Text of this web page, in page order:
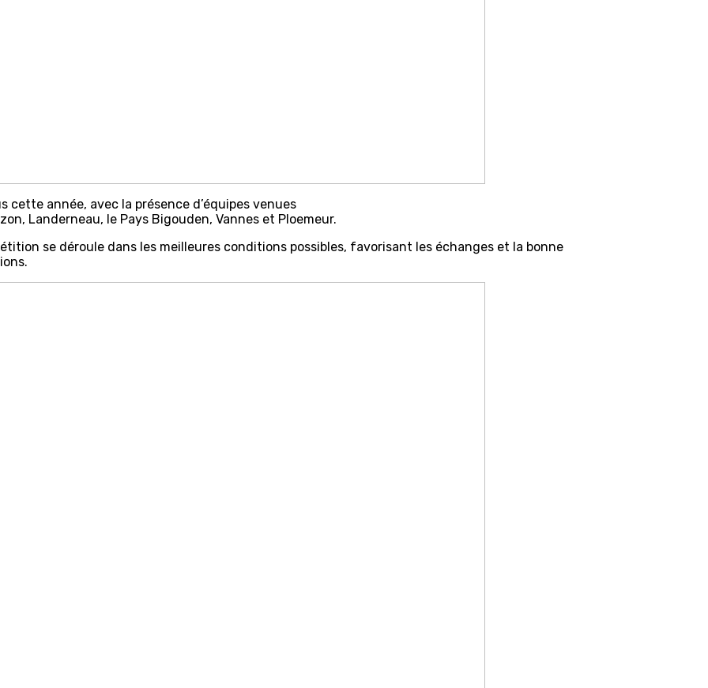
année, avec la présence d’équipes venues
Landerneau, le Pays Bigouden, Vannes et Ploemeur.
se déroule dans les meilleures conditions possibles, favorisant les échanges et la bonne